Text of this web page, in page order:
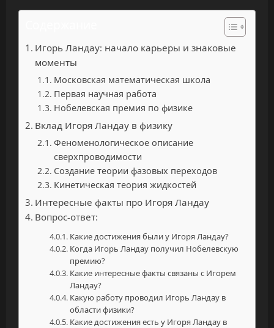
Игорь Ландау: начало карьеры и знаковые
моменты
Московская математическая школа
Первая научная работа
Нобелевская премия по физике
Вклад Игоря Ландау в физику
Феноменологическое описание
сверхпроводимости
Создание теории фазовых переходов
Кинетическая теория жидкостей
Интересные факты про Игоря Ландау
Вопрос-ответ:
Какие достижения были у Игоря Ландау?
Когда Игорь Ландау получил Нобелевскую
премию?
Какие интересные факты связаны с Игорем
Ландау?
Какую работу проводил Игорь Ландау в
области физики?
Какие достижения есть у Игоря Ландау в